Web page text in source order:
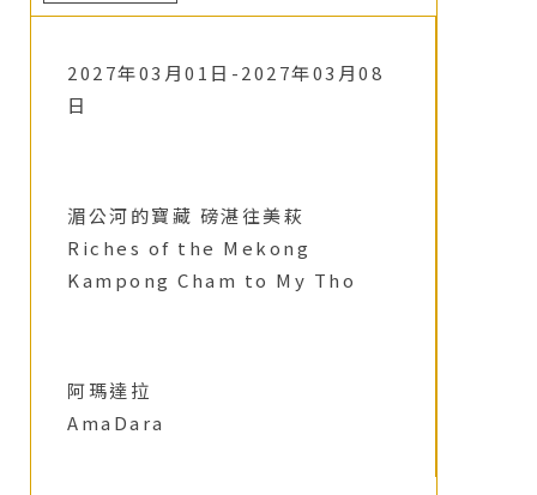
2027年03月01日-2027年03月08
日
湄公河的寶藏 磅湛往美萩
Riches of the Mekong
Kampong Cham to My Tho
阿瑪達拉
AmaDara